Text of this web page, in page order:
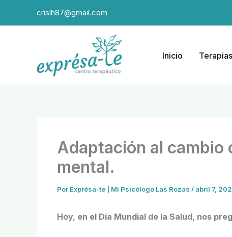
crislh87@gmail.com
Inicio Terapias
Adaptación al cambio
mental.
Por Exprésa-te | Mi Psicólogo Las Rozas / abril 7,
Hoy, en el Día Mundial de la Salud, nos